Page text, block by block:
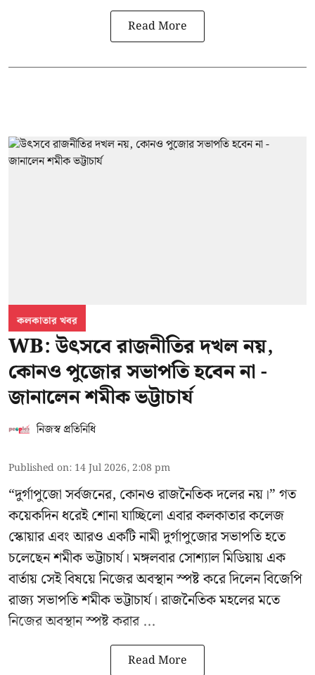
Read More
কলকাতার খবর
WB: উৎসবে রাজনীতির দখল নয়,
কোনও পুজোর সভাপতি হবেন না -
জানালেন শমীক ভট্টাচার্য
নিজস্ব প্রতিনিধি
Published on: 14 Jul 2026, 2:08 pm
“দুর্গাপুজো সর্বজনের, কোনও রাজনৈতিক দলের নয়।” গত
কয়েকদিন ধরেই শোনা যাচ্ছিলো এবার কলকাতার কলেজ
স্কোয়ার এবং আরও একটি নামী দুর্গাপুজোর সভাপতি হতে
চলেছেনশমীক ভট্টাচার্য। মঙ্গলবার সোশ্যাল মিডিয়ায় এক
বার্তায় সেই বিষয়ে নিজের অবস্থান স্পষ্ট করে দিলেন বিজেপি
রাজ্য সভাপতি শমীক ভট্টাচার্য। রাজনৈতিক মহলের মতে
নিজের অবস্থান স্পষ্ট করার ...
Read More